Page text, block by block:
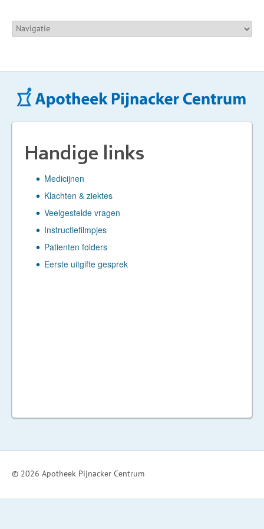
Handige links
Medicijnen
Klachten & ziektes
Veelgestelde vragen
Instructiefilmpjes
Patienten folders
Eerste uitgifte gesprek
© 2026 Apotheek Pijnacker Centrum